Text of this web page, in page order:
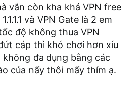
vẫn còn kha khá VPN free
và VPN Gate là 2 em
độ không thua VPN
cáp thì khó chơi hơn xíu
đa dụng bằng các
của nấy thôi mấy thím ạ.